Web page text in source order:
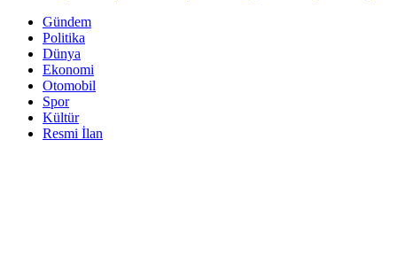
Gündem
Politika
Dünya
Ekonomi
Otomobil
Spor
Kültür
Resmi İlan